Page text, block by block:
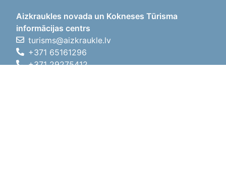
Aizkraukles novada un Kokneses Tūrisma
informācijas centrs
turisms@aizkraukle.lv
+371 65161296
+371 29275412